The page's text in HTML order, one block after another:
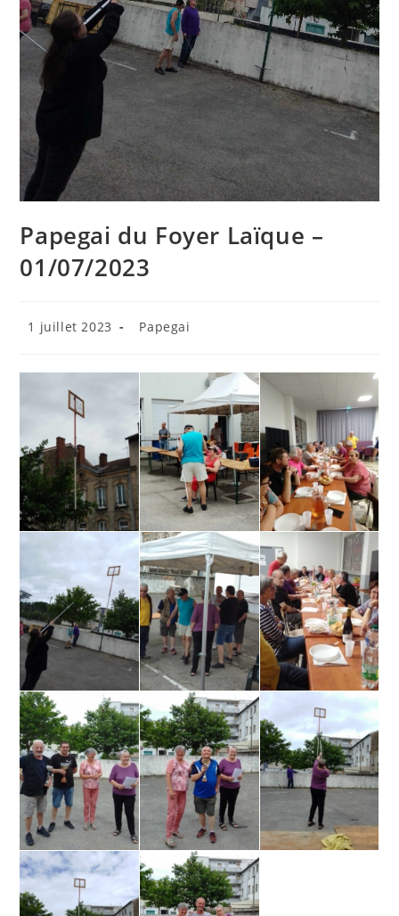
Papegai du Foyer Laïque –
01/07/2023
Publication
publiée :
1 juillet 2023
Post
category:
Papegai